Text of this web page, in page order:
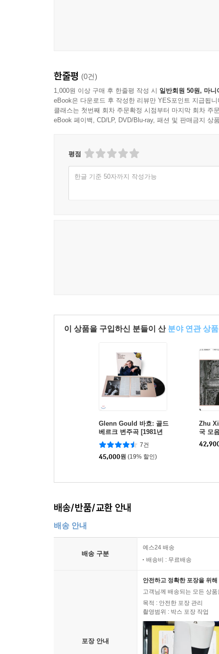
한줄평 (0건)
1,000원 이상 구매 후 한줄평 작성 시 일반회원 50원, 마니
eBook은 다운로드 후 작성한 리뷰만 YES포인트 지급됩니
클래스는 첫번째 회차 주문확정 시점부터 마지막 회차 주
eBook 페이백, CD/LP, DVD/Blu-ray, 패션 및 판매금지 상
평점
한글 기준 50자까지 작성가능
이 상품을 구입하신 분들이 산 분야 연관 상품
Glenn Gould 바흐: 골드
베르크 변주곡 [1981년
녹음] - 글렌 굴드 (Bach:
Goldberg Variations)[L
P]
7건
45,000원 (19% 할인)
Zhu
국 모
(J. S.
h
배송/반품/교환 안내
배송 안내
배송 구분
예스24 배송
배송비 : 무료배송
포장 안내
안전하고 정확한 포장을 위
고객님께 배송되는 모든 상
목적 : 안전한 포장 관리
촬영범위 : 박스 포장 작업